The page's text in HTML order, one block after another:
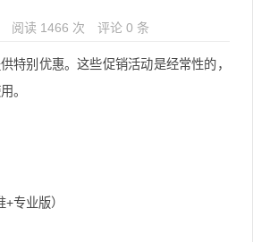
阅读 1466 次 评论 0 条
特别优惠。这些促销活动是经常性的，
。
专业版）